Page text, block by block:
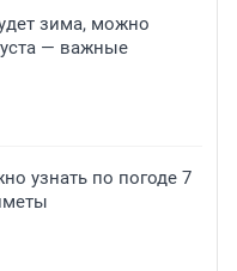
зима, можно
— важные
узнать по погоде 7